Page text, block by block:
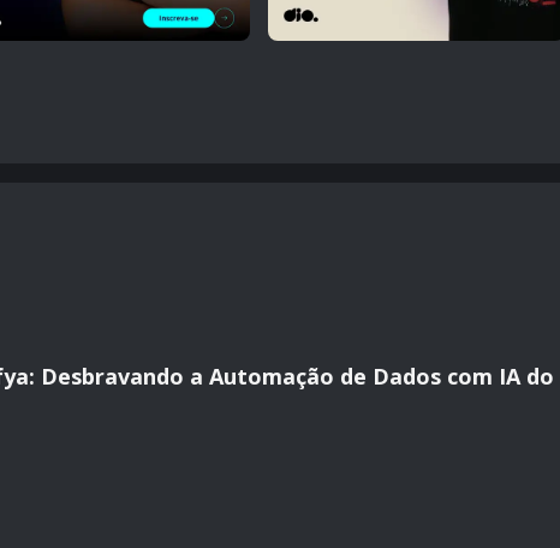
Desbravando a Automação de Dados com IA do